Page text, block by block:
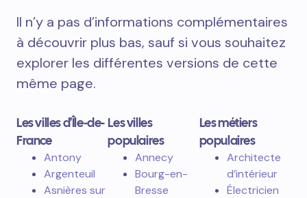
Il n’y a pas d’informations complémentaires
à découvrir plus bas, sauf si vous souhaitez
explorer les différentes versions de cette
même page.
Les villes d'Île-de-
France
Antony
Argenteuil
Asnières sur
Les villes
populaires
Annecy
Bourg-en-
Bresse
Les métiers
populaires
Architecte
d’intérieur
Électricien